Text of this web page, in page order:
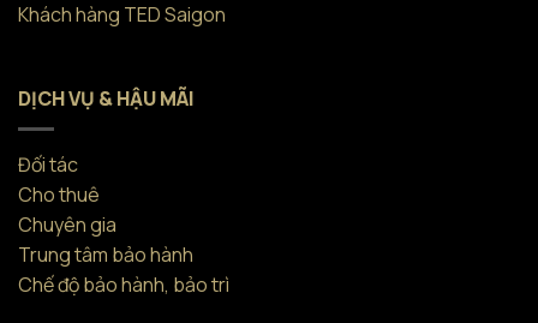
Khách hàng TED Saigon
DỊCH VỤ & HẬU MÃI
Đối tác
Cho thuê
Chuyên gia
Trung tâm bảo hành
Chế độ bảo hành, bảo trì